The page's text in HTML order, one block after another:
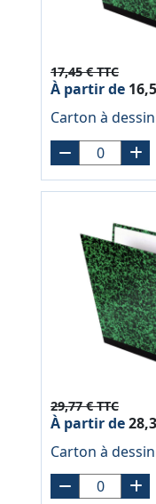
17,45 € TTC
À partir de
Carton à
29,77 € TTC
À partir de
Carton à